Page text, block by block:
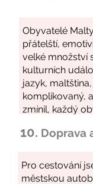
10. Doprava